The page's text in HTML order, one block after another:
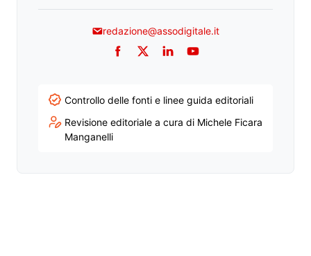
redazione@assodigitale.it
Facebook
TwitterLinkedInYouTube
Controllo delle fonti e linee guida editoriali
Revisione editoriale a cura di Michele Ficara
Manganelli